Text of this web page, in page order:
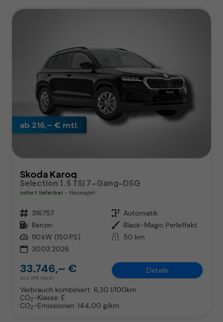
ab 216,– € mtl.
Skoda Karoq
Selection 1.5 TSI 7-Gang-DSG
sofort lieferbar Neuwagen
Fahrzeugnr. 316757 Getriebe Automatik
Kraftstoff Benzin Außenfarbe Black-Magic Perleffekt
Leistung 110 kW (150 PS) Kilometerstand 50 km
30.03.2026
33.746,– €
incl. 19% MwSt.
Details
Verbrauch kombiniert: 6,30 l/100km
CO2-Klasse: E
CO2-Emissionen: 144,00 g/km